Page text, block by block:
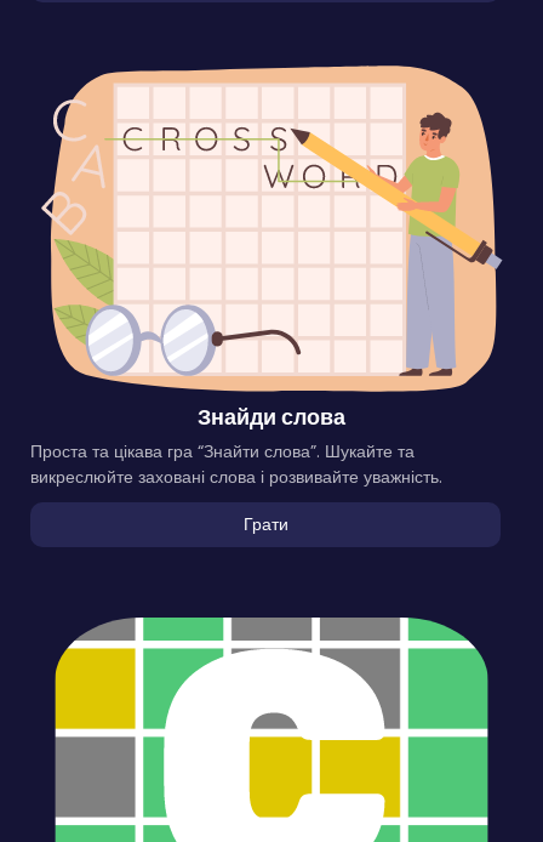
Знайди слова
Проста та цікава гра “Знайти слова”. Шукайте та
викреслюйте заховані слова і розвивайте уважність.
Грати